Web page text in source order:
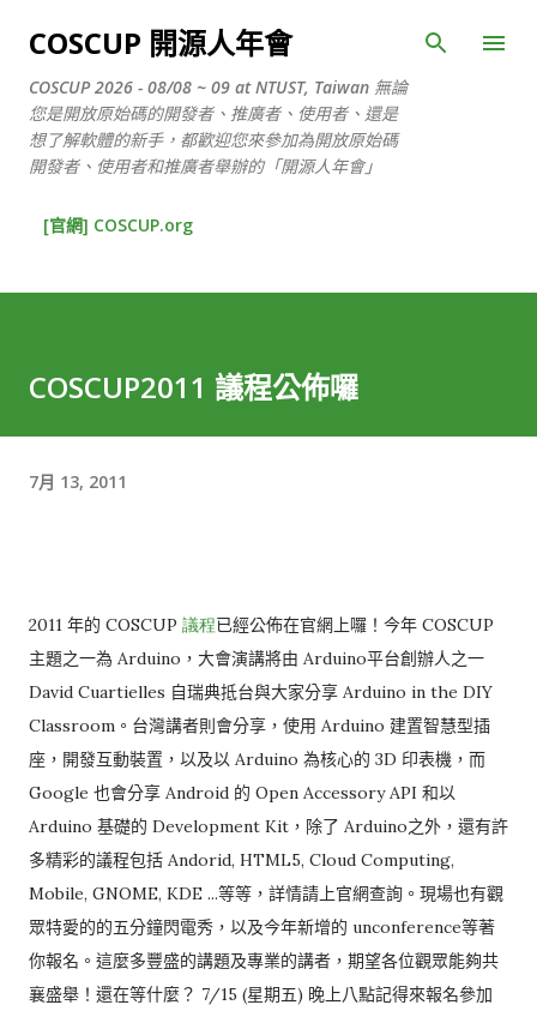
跳到主要內容
COSCUP 開源人年會
COSCUP 2026 - 08/08 ~ 09 at NTUST, Taiwan 無論
您是開放原始碼的開發者、推廣者、使用者、還是
想了解軟體的新手，都歡迎您來參加為開放原始碼
開發者、使用者和推廣者舉辦的「開源人年會」
[官網] COSCUP.org
COSCUP2011 議程公佈囉
7月 13, 2011
2011 年的 COSCUP 議程已經公佈在官網上囉！今年 COSCUP
主題之一為 Arduino ，大會演講將由 Arduino平台創辦人之一
David Cuartielles 自瑞典抵台與大家分享 Arduino in the DIY
Classroom 。台灣講者則會分享，使用 Arduino 建置智慧型插
座，開發互動裝置，以及以 Arduino 為核心的 3D 印表機，而
Google 也會分享 Android 的 Open Accessory API 和以
Arduino 基礎的 Development Kit ，除了 Arduino之外，還有許
多精彩的議程包括 Andorid, HTML5, Cloud Computing,
Mobile, GNOME, KDE ...等等，詳情請上官網查詢。現場也有觀
眾特愛的的五分鐘閃電秀，以及今年新增的 unconference等著
你報名。這麼多豐盛的講題及專業的講者，期望各位觀眾能夠共
襄盛舉！還在等什麼？ 7/15 (星期五) 晚上八點記得來報名參加